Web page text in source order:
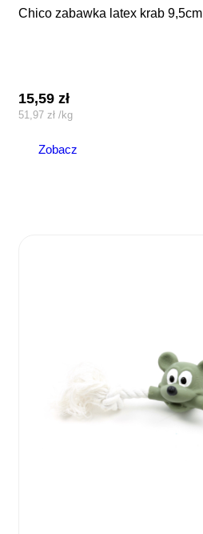
chico zabawka latex krab 9,5cm
15,59zł
51,97zł /kg
Zobacz